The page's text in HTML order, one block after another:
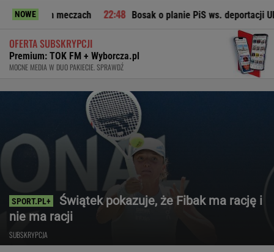
NOWE Bosak o planie PiS ws. deportacji Ukraińców:
OFERTA SUBSKRYPCJI
Premium: TOK FM + Wyborcza.pl
MOCNE MEDIA W DUO PAKIECIE. SPRAWDŹ
Świątek pokazuje, że Fibak ma rację i
nie ma racji
SUBSKRYPCJA